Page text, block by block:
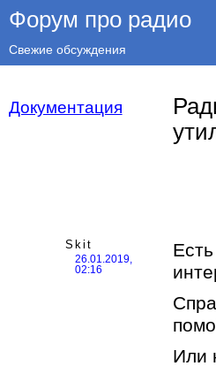
Форум про радио
Свежие обсуждения
Документация
Skit
26.01.2019,
02:16
Или